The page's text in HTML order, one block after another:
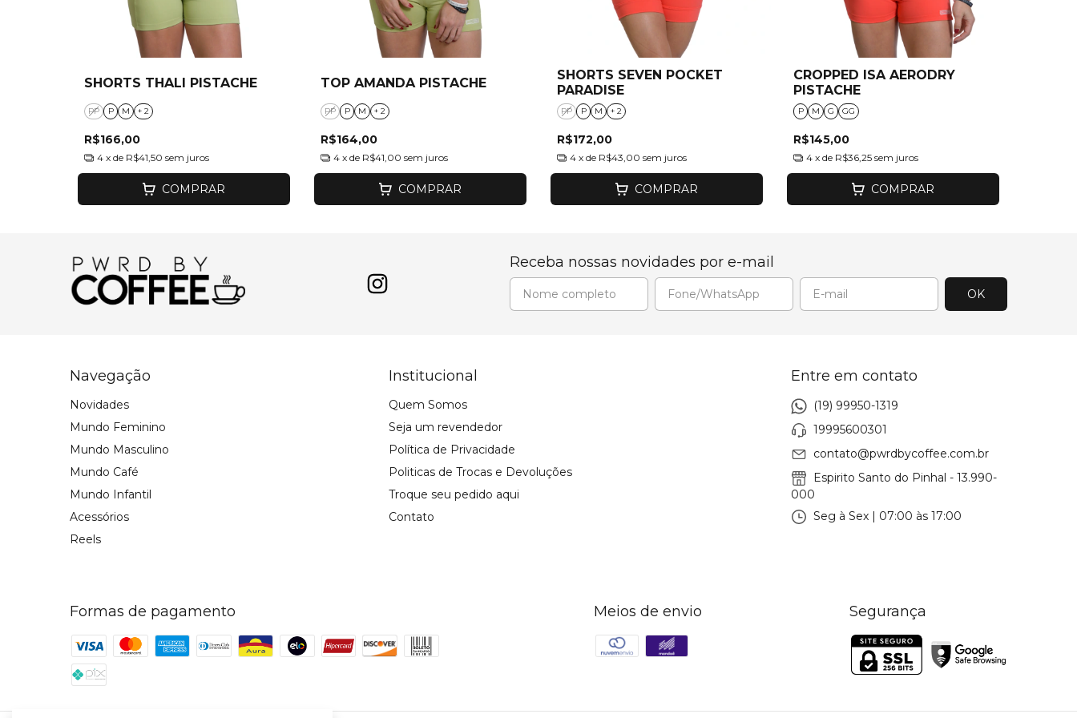
SHORTS THALI PISTACHE
PP P M + 2
R$166,00
4 x de R$41,50 sem juros
COMPRAR
TOP AMANDA PISTACHE
PP P M + 2
R$164,00
4 x de R$41,00 sem juros
COMPRAR
SHORTS SEVEN POCKET
PARADISE
PP P M + 2
R$172,00
4 x de R$43,00 sem juros
COMPRAR
CROPPED ISA AERODRY
PISTACHE
P M G GG
R$145,00
4 x de R$36,25 sem juros
COMPRAR
Receba nossas novidades por e-mail
Navegação
Novidades
Mundo Feminino
Mundo Masculino
Mundo Café
Mundo Infantil
Acessórios
Reels
Institucional
Quem Somos
Seja um revendedor
Política de Privacidade
Politicas de Trocas e Devoluções
Troque seu pedido aqui
Contato
Entre em contato
(19) 99950-1319
19995600301
contato@pwrdbycoffee.com.br
Espirito Santo do Pinhal - 13.990-
000
Seg à Sex | 07:00 às 17:00
Formas de pagamento Meios de envio Segurança